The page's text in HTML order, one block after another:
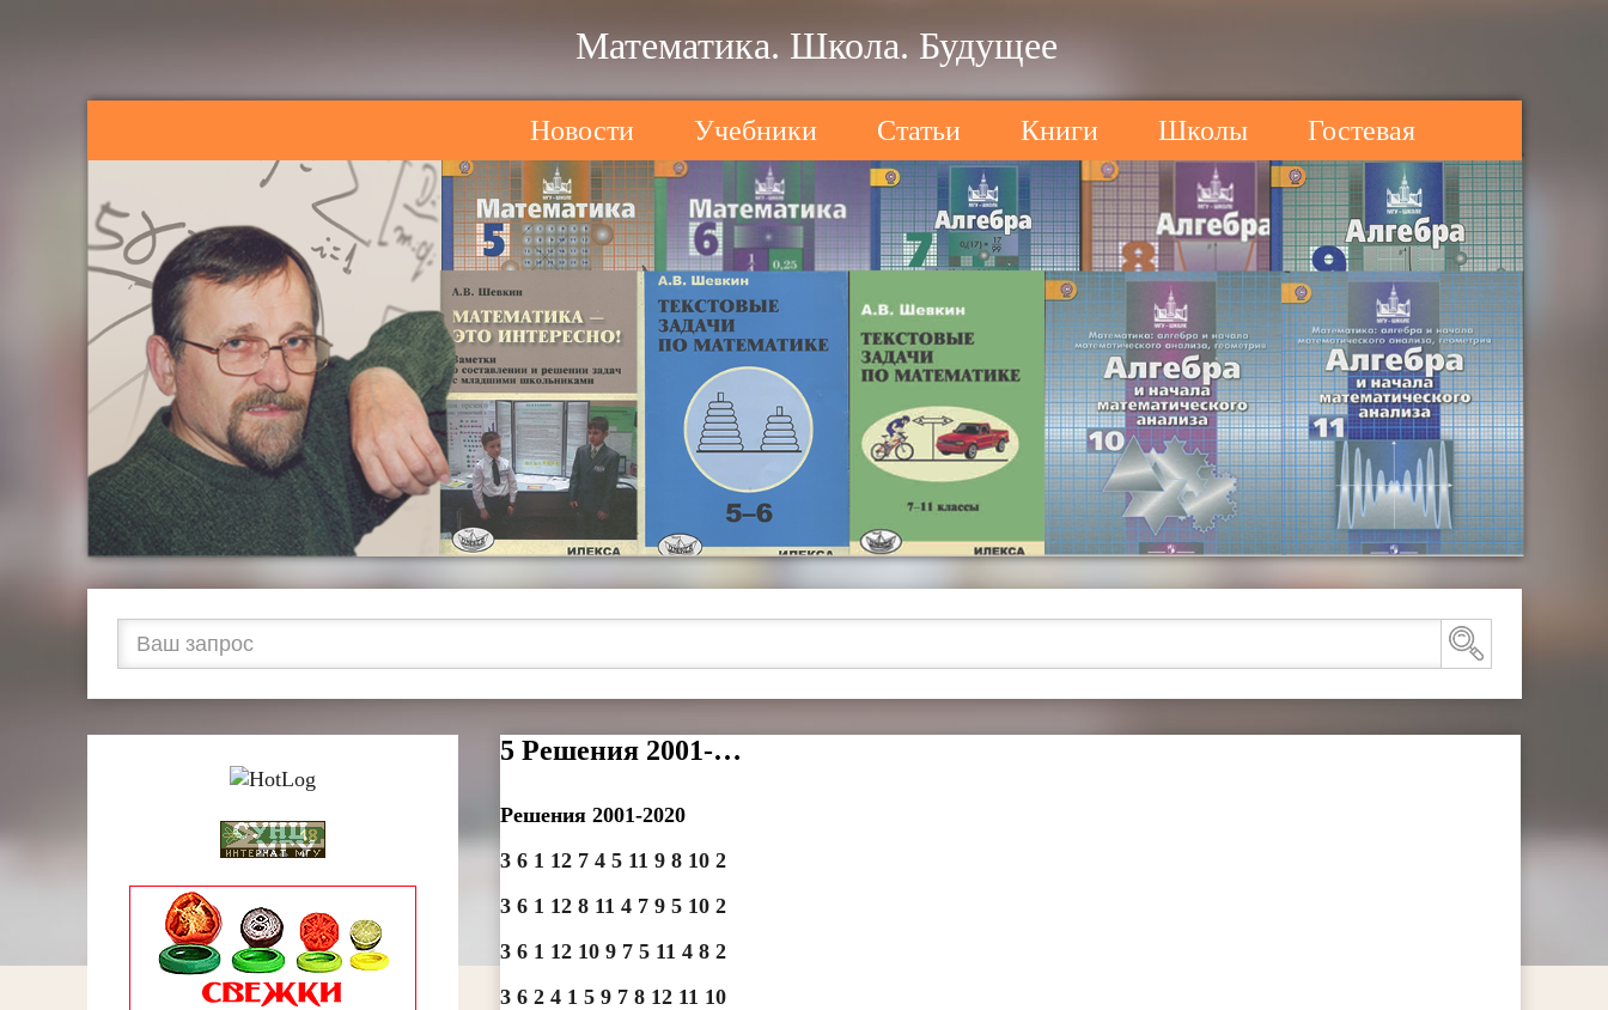
Математика. Школа. Будущее
Новости Учебники Статьи Книги Школы Гостевая
5 Решения 2001-…
Решения 2001-2020
3 6 1 12 7 4 5 11 9 8 10 2
3 6 1 12 8 11 4 7 9 5 10 2
3 6 1 12 10 9 7 5 11 4 8 2
3 6 2 4 1 5 9 7 8 12 11 10